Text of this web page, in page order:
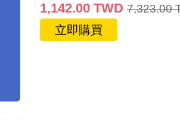
1,142.00 TWD 7,323.00
立即購買